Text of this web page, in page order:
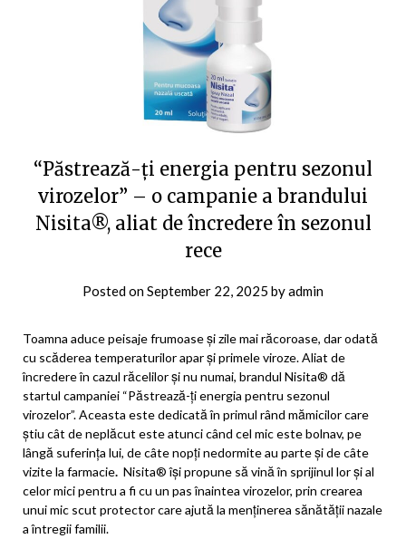
“Păstrează-ți energia pentru sezonul
virozelor” – o campanie a brandului
Nisita®, aliat de încredere în sezonul
rece
Posted onSeptember 22, 2025 byadmin
Toamna aduce peisaje frumoase și zile mai răcoroase, dar odată
cu scăderea temperaturilor apar și primele viroze. Aliat de
încredere în cazul răcelilor și nu numai, brandul Nisita® dă
startul campaniei “Păstrează-ți energia pentru sezonul
virozelor”. Aceasta este dedicată în primul rând mămicilor care
știu cât de neplăcut este atunci când cel mic este bolnav, pe
lângă suferința lui, de câte nopți nedormite au parte și de câte
vizite la farmacie. Nisita® își propune să vină în sprijinul lor și al
celor mici pentru a fi cu un pas înaintea virozelor, prin crearea
unui mic scut protector care ajută la menținerea sănătății nazale
a întregii familii.